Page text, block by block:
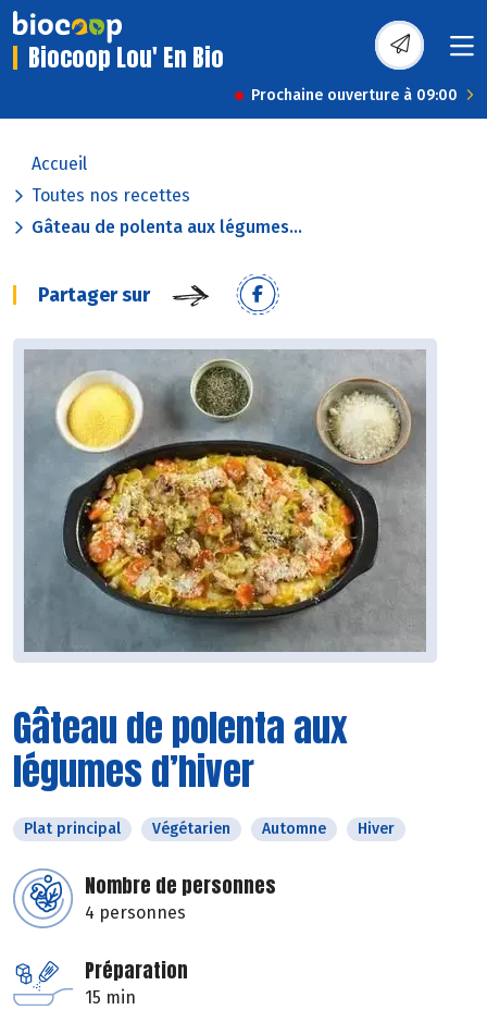
Biocoop Lou' En Bio
Prochaine ouverture à 09:00
Accueil
Toutes nos recettes
Gâteau de polenta aux légumes...
Partager sur
Gâteau de polenta aux
légumes d’hiver
Plat principal Végétarien Automne Hiver
Nombre de personnes
4 personnes
Préparation
15 min